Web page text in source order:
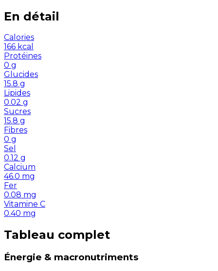
En détail
Calories
166 kcal
Protéines
0 g
Glucides
15.8 g
Lipides
0.02 g
Sucres
15.8 g
Fibres
0 g
Sel
0.12 g
Calcium
46.0 mg
Fer
0.08 mg
Vitamine C
0.40 mg
Tableau complet
Énergie & macronutriments